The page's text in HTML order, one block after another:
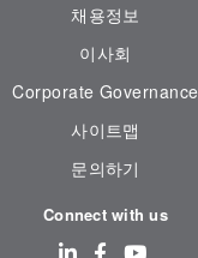
채용정보
이사회
Corporate Governance
사이트맵
문의하기
Connect with us